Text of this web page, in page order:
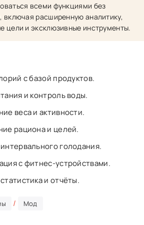
всеми функциями без
включая расширенную аналитику,
цели и эксклюзивные инструменты.
с базой продуктов.
и контроль воды.
веса и активности.
рациона и целей.
голодания.
с фитнес-устройствами.
и отчёты.
/ Мод